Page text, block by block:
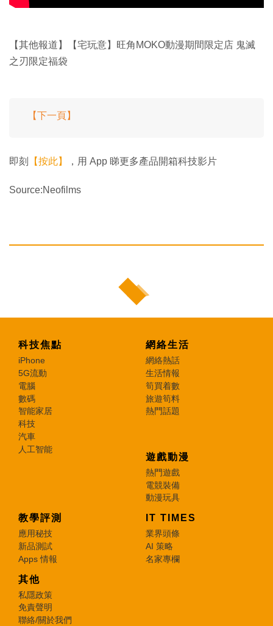
【其他報道】【宅玩意】旺角MOKO動漫期間限定店 鬼滅
之刃限定福袋
【下一頁】
即刻 【按此】 ，用 App 睇更多產品開箱科技影片
Source:Neofilms
科技焦點
iPhone
5G流動
電腦
數碼
智能家居
科技
汽車
人工智能
網絡生活
網絡熱話
生活情報
筍買着數
旅遊筍料
熱門話題
遊戲動漫
熱門遊戲
電競裝備
動漫玩具
教學評測
應用秘技
新品測試
Apps 情報
IT TIMES
業界頭條
AI 策略
名家專欄
其他
私隱政策
免責聲明
聯絡/關於我們